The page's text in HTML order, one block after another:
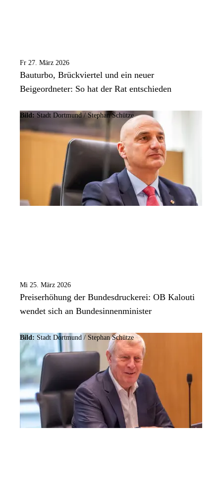
Fr 27. März 2026
Bauturbo, Brückviertel und ein neuer
Beigeordneter: So hat der Rat entschieden
Bild:Stadt Dortmund / Stephan Schütze
Mi 25. März 2026
Preiserhöhung der Bundesdruckerei: OB Kalouti
wendet sich an Bundesinnenminister
Bild: Stadt Dortmund / Stephan Schütze